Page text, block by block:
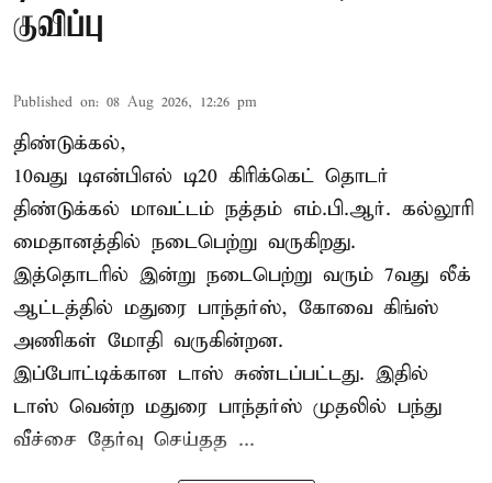
குவிப்பு
Published on: 08 Aug 2026, 12:26 pm
திண்டுக்கல்,
10வது டிஎன்பிஎல் டி20 கிரிக்கெட் தொடர்
திண்டுக்கல் மாவட்டம் நத்தம் எம்.பி.ஆர். கல்லூரி
மைதானத்தில் நடைபெற்று வருகிறது.
இத்தொடரில் இன்று நடைபெற்று வரும் 7வது லீக்
ஆட்டத்தில் மதுரை பாந்தர்ஸ், கோவை கிங்ஸ்
அணிகள் மோதி வருகின்றன.
இப்போட்டிக்கான டாஸ் சுண்டப்பட்டது. இதில்
டாஸ் வென்ற மதுரை பாந்தர்ஸ் முதலில் பந்து
வீச்சை தேர்வு செய்தத ...